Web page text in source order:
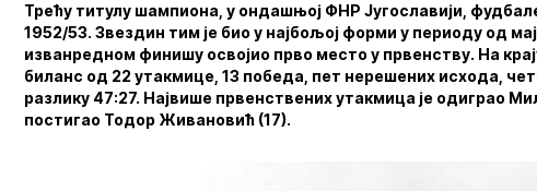
Трећу титулу шампиона, у ондашњој ФНР Југославији,
1952/53. Звездин тим је био у најбољој форми у периоду од
изванредном финишу освојио прво место у првенству. На
биланс од 22 утакмице, 13 победа, пет нерешених исхода,
разлику 47:27. Највише првенствених утакмица је одиграо
постигао Тодор Живановић (17).